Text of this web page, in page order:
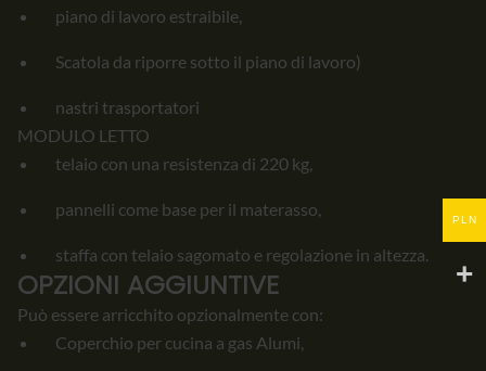
piano di lavoro estraibile,
Scatola da riporre sotto il piano di lavoro)
nastri trasportatori
MODULO LETTO
telaio con una resistenza di 220 kg,
pannelli come base per il materasso,
staffa con telaio sagomato e regolazione in altezza.
OPZIONI AGGIUNTIVE
Può essere arricchito opzionalmente con:
Coperchio per cucina a gas Alumi,
PLN